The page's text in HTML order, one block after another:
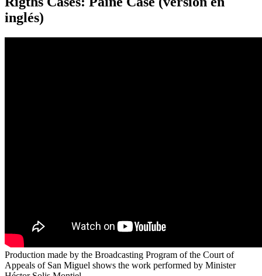
inglés)
Production made by the Broadcasting Program of the Court of
Appeals of San Miguel shows the work performed by Minister